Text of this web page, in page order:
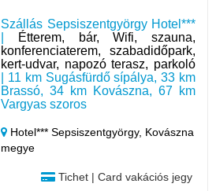
Szállás Sepsiszentgyörgy Hotel***
Étterem, bár, Wifi, szauna,
konferenciaterem, szabadidőpark,
kert-udvar, napozó terasz, parkoló
| 11 km Sugásfürdő sípálya, 33 km
Brassó, 34 km Kovászna, 67 km
Vargyas szoros
Hotel*** Sepsiszentgyörgy, Kovászna
megye
Tichet | Card vakációs jegy